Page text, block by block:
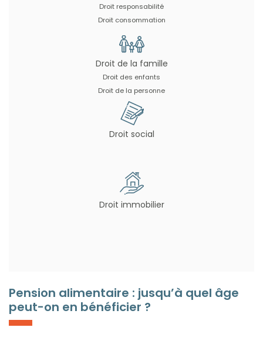
Droit responsabilité
Droit consommation
Droit de la famille
Droit des enfants
Droit de la personne
Droit social
Droit immobilier
Pension alimentaire : jusqu’à quel âge
peut-on en bénéficier ?